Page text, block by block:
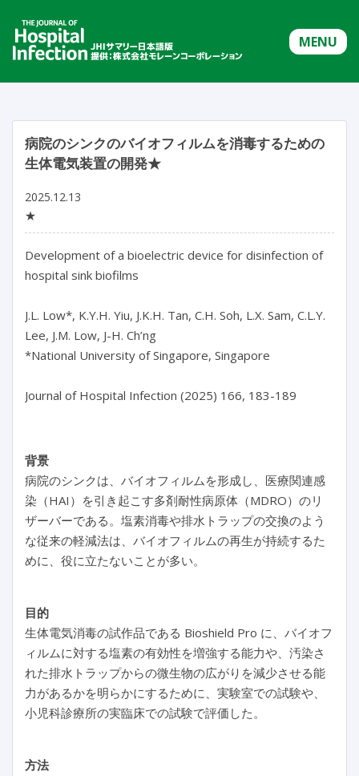
MENU
病院のシンクのバイオフィルムを消毒するための
生体電気装置の開発★
2025.12.13
★
Development of a bioelectric device for disinfection of
hospital sink biofilms
J.L. Low*, K.Y.H. Yiu, J.K.H. Tan, C.H. Soh, L.X. Sam, C.L.Y.
Lee, J.M. Low, J-H. Ch’ng
*National University of Singapore, Singapore
Journal of Hospital Infection (2025) 166, 183-189
背景
病院のシンクは、バイオフィルムを形成し、医療関連感
染（HAI）を引き起こす多剤耐性病原体（MDRO）のリ
ザーバーである。塩素消毒や排水トラップの交換のよう
な従来の軽減法は、バイオフィルムの再生が持続するた
めに、役に立たないことが多い。
目的
生体電気消毒の試作品である Bioshield Pro に、バイオフ
ィルムに対する塩素の有効性を増強する能力や、汚染さ
れた排水トラップからの微生物の広がりを減少させる能
力があるかを明らかにするために、実験室での試験や、
小児科診療所の実臨床での試験で評価した。
方法